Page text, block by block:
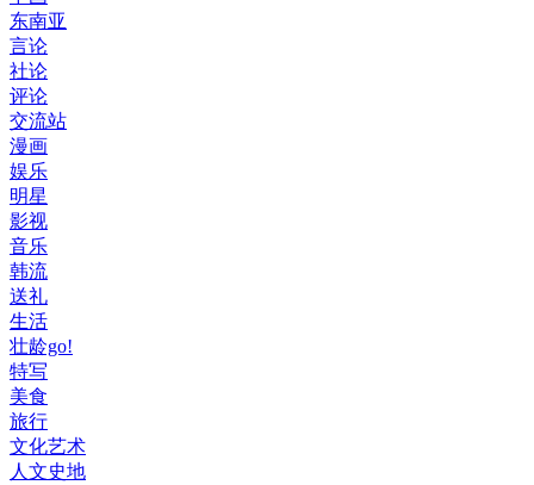
东南亚
言论
社论
评论
交流站
漫画
娱乐
明星
影视
音乐
韩流
送礼
生活
壮龄go!
特写
美食
旅行
文化艺术
人文史地